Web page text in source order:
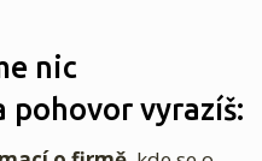
nic
pohovor vyrazíš: